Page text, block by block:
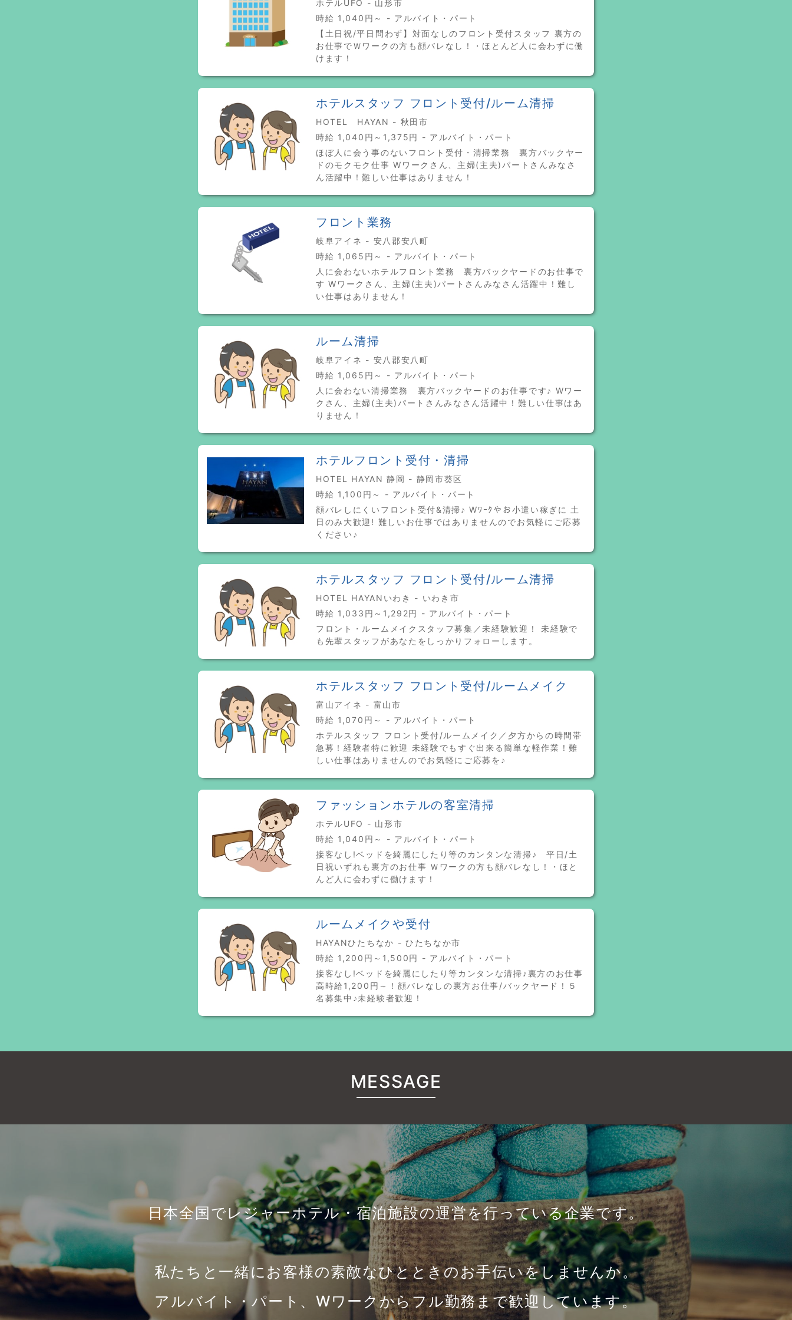
ホテルUFO - 山形市
時給 1,040円～ - アルバイト・パート
【土日祝/平日問わず】対面なしのフロント受付スタッフ 裏方の
お仕事でＷワークの方も顔バレなし！・ほとんど人に会わずに働
けます！
ホテルスタッフ フロント受付/ルーム清掃
HOTEL HAYAN - 秋田市
時給 1,040円～1,375円 - アルバイト・パート
ほぼ人に会う事のないフロント受付・清掃業務 裏方バックヤー
ドのモクモク仕事 Wワークさん、主婦(主夫)パートさんみなさ
ん活躍中！難しい仕事はありません！
フロント業務
岐阜アイネ - 安八郡安八町
時給 1,065円～ - アルバイト・パート
人に会わないホテルフロント業務 裏方バックヤードのお仕事で
す Wワークさん、主婦(主夫)パートさんみなさん活躍中！難し
い仕事はありません！
ルーム清掃
岐阜アイネ - 安八郡安八町
時給 1,065円～ - アルバイト・パート
人に会わない清掃業務 裏方バックヤードのお仕事です♪ Wワー
クさん、主婦(主夫)パートさんみなさん活躍中！難しい仕事はあ
りません！
ホテルフロント受付・清掃
HOTEL HAYAN 静岡 - 静岡市葵区
時給 1,100円～ - アルバイト・パート
顔バレしにくいフロント受付&清掃♪ Wﾜｰｸやお小遣い稼ぎに 土
日のみ大歓迎! 難しいお仕事ではありませんのでお気軽にご応募
ください♪
ホテルスタッフ フロント受付/ルーム清掃
HOTEL HAYANいわき - いわき市
時給 1,033円～1,292円 - アルバイト・パート
フロント・ルームメイクスタッフ募集／未経験歓迎！ 未経験で
も先輩スタッフがあなたをしっかりフォローします。
ホテルスタッフ フロント受付/ルームメイク
富山アイネ - 富山市
時給 1,070円～ - アルバイト・パート
ホテルスタッフ フロント受付/ルームメイク／夕方からの時間帯
急募！経験者特に歓迎 未経験でもすぐ出来る簡単な軽作業！難
しい仕事はありませんのでお気軽にご応募を♪
ファッションホテルの客室清掃
ホテルUFO - 山形市
時給 1,040円～ - アルバイト・パート
接客なし!ベッドを綺麗にしたり等のカンタンな清掃♪ 平日/土
日祝いずれも裏方のお仕事 Ｗワークの方も顔バレなし！・ほと
んど人に会わずに働けます！
ルームメイクや受付
HAYANひたちなか - ひたちなか市
時給 1,200円～1,500円 - アルバイト・パート
接客なし!ベッドを綺麗にしたり等カンタンな清掃♪裏方のお仕事
高時給1,200円～！顔バレなしの裏方お仕事/バックヤード！５
名募集中♪未経験者歓迎！
MESSAGE
日本全国でレジャーホテル・宿泊施設の運営を行っている企業です。
私たちと一緒にお客様の素敵なひとときのお手伝いをしませんか。
アルバイト・パート、Wワークからフル勤務まで歓迎しています。